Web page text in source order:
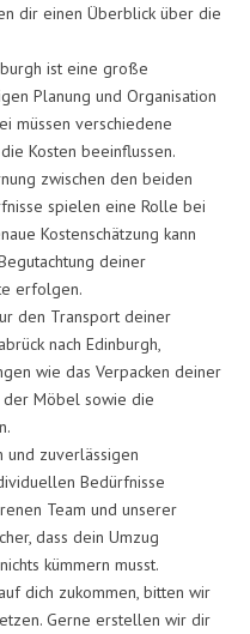
dir einen Überblick über die
ist eine große
Planung und Organisation
müssen verschiedene
Kosten beeinflussen.
zwischen den beiden
spielen eine Rolle bei
Kostenschätzung kann
deiner
erfolgen.
den Transport deiner
nach Edinburgh,
wie das Verpacken deiner
der Möbel sowie die
zuverlässigen
Bedürfnisse
Team und unserer
dass dein Umzug
kümmern musst.
dich zukommen, bitten wir
Gerne erstellen wir dir